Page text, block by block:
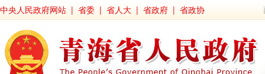
中央人民政府网站 | 省委 | 省人大 | 省政府 | 省政协